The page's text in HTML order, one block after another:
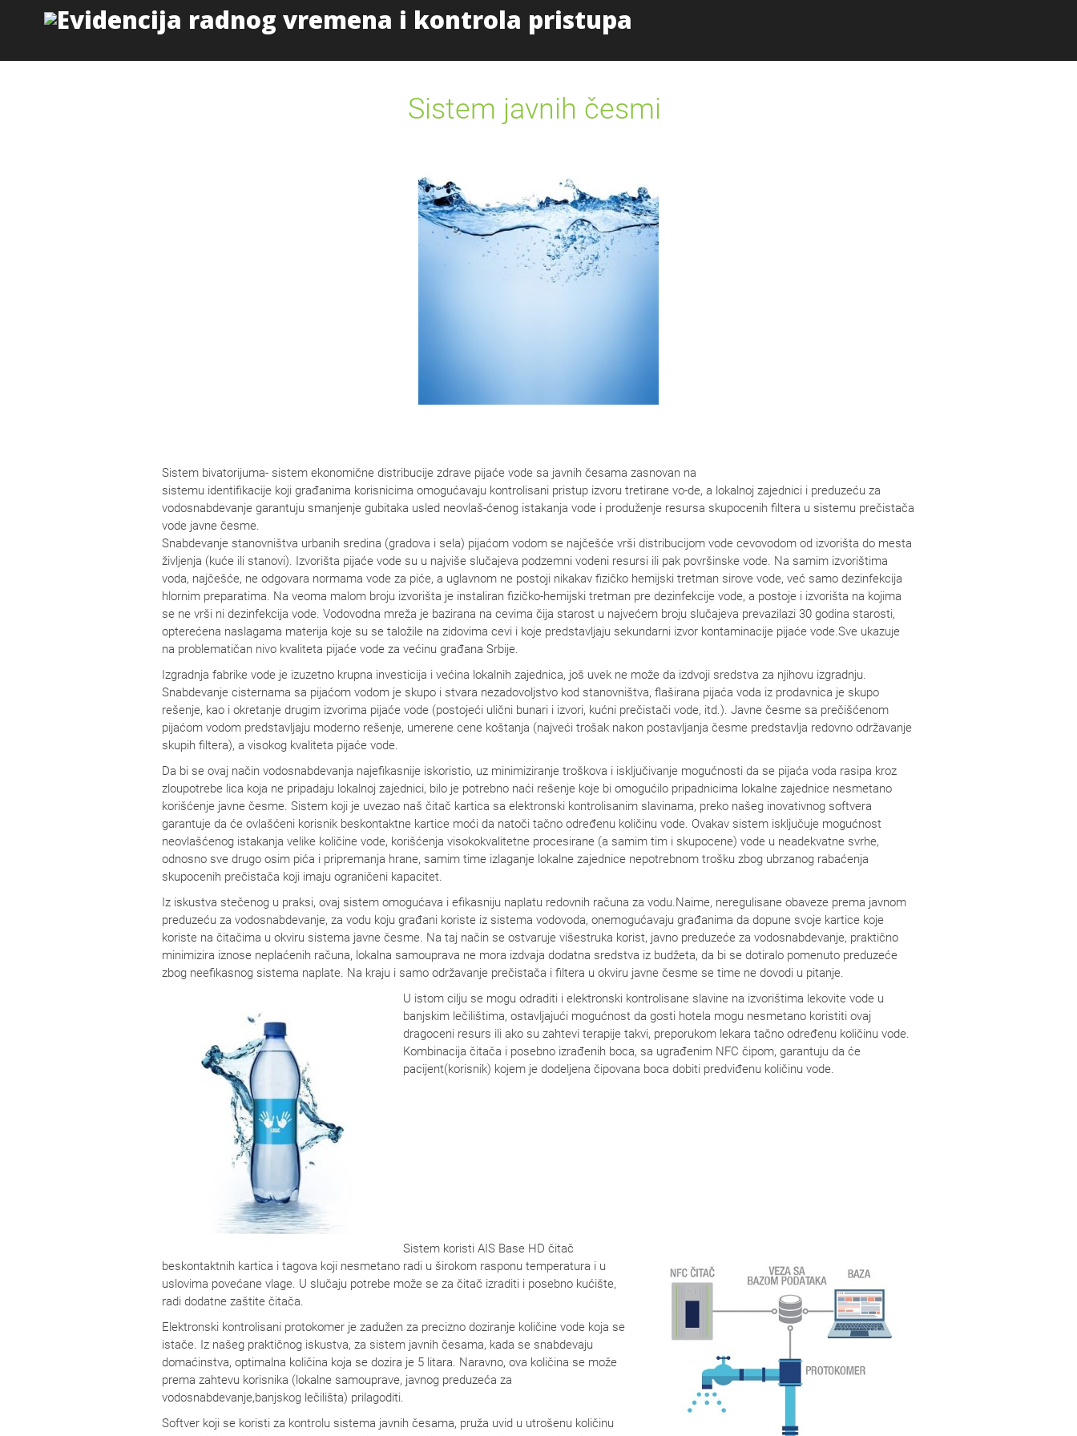
Sistem javnih česmi
Sistem bivatorijuma- sistem ekonomične distribucije zdrave pijaće vode sa javnih česama zasnovan na
sistemu identifikacije koji građanima korisnicima omogućavaju kontrolisani pristup izvoru tretirane vo-de, a lokalnoj zajednici i preduzeću za
vodosnabdevanje garantuju smanjenje gubitaka usled neovlaš-ćenog istakanja vode i produženje resursa skupocenih filtera u sistemu prečistača
vode javne česme.
Snabdevanje stanovništva urbanih sredina (gradova i sela) pijaćom vodom se najčešće vrši distribucijom vode cevovodom od izvorišta do mesta
življenja (kuće ili stanovi). Izvorišta pijaće vode su u najviše slučajeva podzemni vodeni resursi ili pak površinske vode. Na samim izvorištima
voda, najčešće, ne odgovara normama vode za piće, a uglavnom ne postoji nikakav fizičko hemijski tretman sirove vode, već samo dezinfekcija
hlornim preparatima. Na veoma malom broju izvorišta je instaliran fizičko-hemijski tretman pre dezinfekcije vode, a postoje i izvorišta na kojima
se ne vrši ni dezinfekcija vode. Vodovodna mreža je bazirana na cevima čija starost u najvećem broju slučajeva prevazilazi 30 godina starosti,
opterećena naslagama materija koje su se taložile na zidovima cevi i koje predstavljaju sekundarni izvor kontaminacije pijaće vode.Sve ukazuje
na problematičan nivo kvaliteta pijaće vode za većinu građana Srbije.
Izgradnja fabrike vode je izuzetno krupna investicija i većina lokalnih zajednica, još uvek ne može da izdvoji sredstva za njihovu izgradnju.
Snabdevanje cisternama sa pijaćom vodom je skupo i stvara nezadovoljstvo kod stanovništva, flaširana pijaća voda iz prodavnica je skupo
rešenje, kao i okretanje drugim izvorima pijaće vode (postojeći ulični bunari i izvori, kućni prečistači vode, itd.). Javne česme sa prečišćenom
pijaćom vodom predstavljaju moderno rešenje, umerene cene koštanja (najveći trošak nakon postavljanja česme predstavlja redovno održavanje
skupih filtera), a visokog kvaliteta pijaće vode.
Da bi se ovaj način vodosnabdevanja najefikasnije iskoristio, uz minimiziranje troškova i isključivanje mogućnosti da se pijaća voda rasipa kroz
zloupotrebe lica koja ne pripadaju lokalnoj zajednici, bilo je potrebno naći rešenje koje bi omogućilo pripadnicima lokalne zajednice nesmetano
korišćenje javne česme. Sistem koji je uvezao naš čitač kartica sa elektronski kontrolisanim slavinama, preko našeg inovativnog softvera
garantuje da će ovlašćeni korisnik beskontaktne kartice moći da natoči tačno određenu količinu vode. Ovakav sistem isključuje mogućnost
neovlašćenog istakanja velike količine vode, korišćenja visokokvalitetne procesirane (a samim tim i skupocene) vode u neadekvatne svrhe,
odnosno sve drugo osim pića i pripremanja hrane, samim time izlaganje lokalne zajednice nepotrebnom trošku zbog ubrzanog rabaćenja
skupocenih prečistača koji imaju ograničeni kapacitet.
Iz iskustva stečenog u praksi, ovaj sistem omogućava i efikasniju naplatu redovnih računa za vodu.Naime, neregulisane obaveze prema javnom
preduzeću za vodosnabdevanje, za vodu koju građani koriste iz sistema vodovoda, onemogućavaju građanima da dopune svoje kartice koje
koriste na čitačima u okviru sistema javne česme. Na taj način se ostvaruje višestruka korist, javno preduzeće za vodosnabdevanje, praktično
minimizira iznose neplaćenih računa, lokalna samouprava ne mora izdvaja dodatna sredstva iz budžeta, da bi se dotiralo pomenuto preduzeće
zbog neefikasnog sistema naplate. Na kraju i samo održavanje prečistača i filtera u okviru javne česme se time ne dovodi u pitanje.
U istom cilju se mogu odraditi i elektronski kontrolisane slavine na izvorištima lekovite vode u
banjskim lečilištima, ostavljajući mogućnost da gosti hotela mogu nesmetano koristiti ovaj
dragoceni resurs ili ako su zahtevi terapije takvi, preporukom lekara tačno određenu količinu vode.
Kombinacija čitača i posebno izrađenih boca, sa ugrađenim NFC čipom, garantuju da će
pacijent(korisnik) kojem je dodeljena čipovana boca dobiti predviđenu količinu vode.
Sistem koristi AIS Base HD čitač
beskontaktnih kartica i tagova koji nesmetano radi u širokom rasponu temperatura i u
uslovima povećane vlage. U slučaju potrebe može se za čitač izraditi i posebno kućište,
radi dodatne zaštite čitača.
Elektronski kontrolisani protokomer je zadužen za precizno doziranje količine vode koja se
istače. Iz našeg praktičnog iskustva, za sistem javnih česama, kada se snabdevaju
domaćinstva, optimalna količina koja se dozira je 5 litara. Naravno, ova količina se može
prema zahtevu korisnika (lokalne samouprave, javnog preduzeća za
vodosnabdevanje,banjskog lečilišta) prilagoditi.
Softver koji se koristi za kontrolu sistema javnih česama, pruža uvid u utrošenu količinu